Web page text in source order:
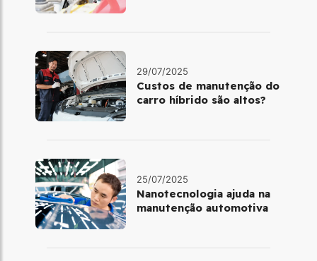
29/07/2025
Custos de manutenção do
carro híbrido são altos?
25/07/2025
Nanotecnologia ajuda na
manutenção automotiva